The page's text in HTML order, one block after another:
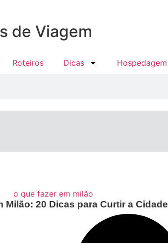
de Viagem
Roteiros Dicas Hospedagem
Milão: 20 Dicas para Curtir a Cidade